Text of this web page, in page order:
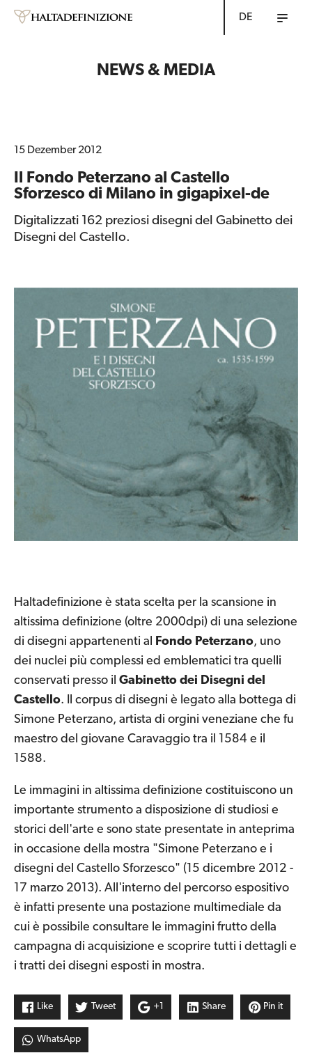
DE
NEWS & MEDIA
15 Dezember 2012
Il Fondo Peterzano al Castello
Sforzesco di Milano in gigapixel-de
Digitalizzati 162 preziosi disegni del Gabinetto dei
Disegni del Castello.
Haltadefinizione è stata scelta per la scansione in
altissima definizione (oltre 2000dpi) di una selezione
di disegni appartenenti al Fondo Peterzano, uno
dei nuclei più complessi ed emblematici tra quelli
conservati presso il Gabinetto dei Disegni del
Castello. Il corpus di disegni è legato alla bottega di
Simone Peterzano, artista di orgini veneziane che fu
maestro del giovane Caravaggio tra il 1584 e il
1588.
Le immagini in altissima definizione costituiscono un
importante strumento a disposizione di studiosi e
storici dell'arte e sono state presentate in anteprima
in occasione della mostra "Simone Peterzano e i
disegni del Castello Sforzesco" (15 dicembre 2012 -
17 marzo 2013). All'interno del percorso espositivo
è infatti presente una postazione multimediale da
cui è possibile consultare le immagini frutto della
campagna di acquisizione e scoprire tutti i dettagli e
i tratti dei disegni esposti in mostra.
Like Tweet +1 Share Pin it
WhatsApp